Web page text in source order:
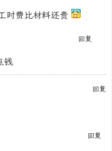
时费比材料还贵
回复
钱
回复
回复